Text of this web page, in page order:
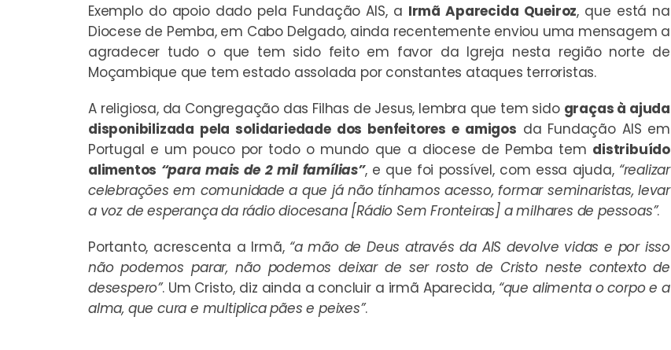
Exemplo do apoio dado pela Fundação AIS, a Irmã Aparecida Queiroz, que está na
Diocese de Pemba, em Cabo Delgado, ainda recentemente enviou uma mensagem a
agradecer tudo o que tem sido feito em favor da Igreja nesta região norte de
Moçambique que tem estado assolada por constantes ataques terroristas.
A religiosa, da Congregação das Filhas de Jesus, lembra que tem sido graças à ajuda
disponibilizada pela solidariedade dos benfeitores e amigos da Fundação AIS em
Portugal e um pouco por todo o mundo que a diocese de Pemba tem distribuído
alimentos “para mais de 2 mil famílias”, e que foi possível, com essa ajuda, “realizar
celebrações em comunidade a que já não tínhamos acesso, formar seminaristas, levar
a voz de esperança da rádio diocesana [Rádio Sem Fronteiras] a milhares de pessoas”.
Portanto, acrescenta a Irmã, “a mão de Deus através da AIS devolve vidas e por isso
não podemos parar, não podemos deixar de ser rosto de Cristo neste contexto de
desespero”. Um Cristo, diz ainda a concluir a irmã Aparecida, “que alimenta o corpo e a
alma, que cura e multiplica pães e peixes”.